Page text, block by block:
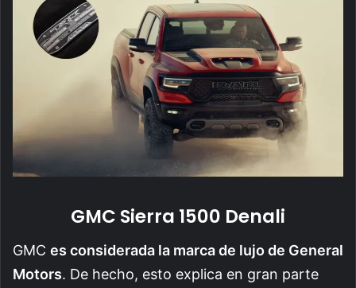
GMC Sierra 1500 Denali
GMC es considerada la marca de lujo de General
Motors. De hecho, esto explica en gran parte